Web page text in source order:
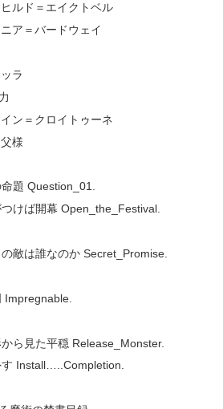
ルド＝エイクトベル
ア＝バードウェイ
ラ
ン＝クロイトゥーネ
様
題 Question_01.
けば開幕 Open_the_Festival.
敵は誰なのか Secret_Promise.
Impregnable.
ら見た平穏 Release_Monster.
す Install…..Completion.